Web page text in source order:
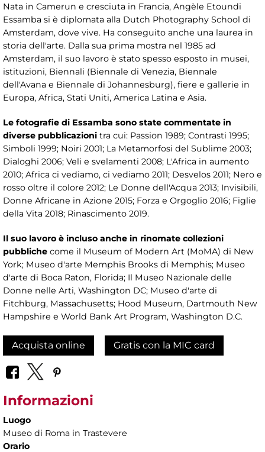
Nata in Camerun e cresciuta in Francia, Angèle Etoundi
Essamba si è diplomata alla Dutch Photography School di
Amsterdam, dove vive. Ha conseguito anche una laurea in
storia dell'arte. Dalla sua prima mostra nel 1985 ad
Amsterdam, il suo lavoro è stato spesso esposto in musei,
istituzioni, Biennali (Biennale di Venezia, Biennale
dell'Avana e Biennale di Johannesburg), fiere e gallerie in
Europa, Africa, Stati Uniti, America Latina e Asia.
Le fotografie di Essamba sono state commentate in
diverse pubblicazioni tra cui: Passion 1989; Contrasti 1995;
Simboli 1999; Noiri 2001; La Metamorfosi del Sublime 2003;
Dialoghi 2006; Veli e svelamenti 2008; L'Africa in aumento
2010; Africa ci vediamo, ci vediamo 2011; Desvelos 2011; Nero e
rosso oltre il colore 2012; Le Donne dell'Acqua 2013; Invisibili,
Donne Africane in Azione 2015; Forza e Orgoglio 2016; Figlie
della Vita 2018; Rinascimento 2019.
Il suo lavoro è incluso anche in rinomate collezioni
pubbliche come il Museum of Modern Art (MoMA) di New
York; Museo d'arte Memphis Brooks di Memphis; Museo
d'arte di Boca Raton, Florida; Il Museo Nazionale delle
Donne nelle Arti, Washington DC; Museo d'arte di
Fitchburg, Massachusetts; Hood Museum, Dartmouth New
Hampshire e World Bank Art Program, Washington D.C.
Acquista online Gratis con la MIC card
Informazioni
Luogo
Museo di Roma in Trastevere
Orario